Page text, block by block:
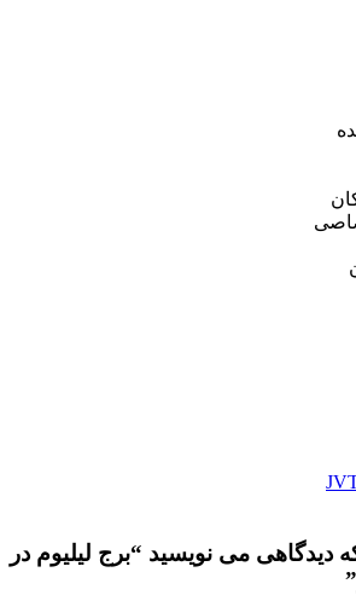
دیدگاهی می نویسید “برج لیلیوم در